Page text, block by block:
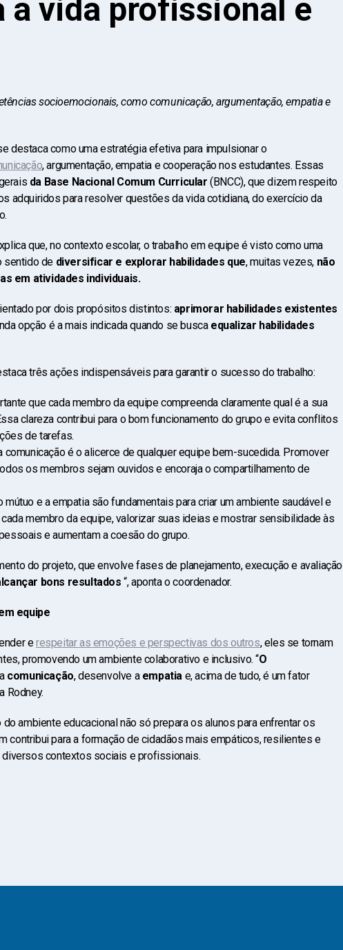
a vida profissional e
socioemocionais, como comunicação, argumentação, empatia e
destaca como uma estratégia efetiva para impulsionar o
, argumentação, empatia e cooperação nos estudantes. Essas
da Base Nacional Comum Curricular (BNCC), que dizem respeito
adquiridos para resolver questões da vida cotidiana, do exercício da
que, no contexto escolar, o trabalho em equipe é visto como uma
sentido de diversificar e explorar habilidades que, muitas vezes, não
em atividades individuais.
por dois propósitos distintos: aprimorar habilidades existentes
opção é a mais indicada quando se busca equalizar habilidades
três ações indispensáveis para garantir o sucesso do trabalho:
que cada membro da equipe compreenda claramente qual é a sua
clareza contribui para o bom funcionamento do grupo e evita conflitos
de tarefas.
comunicação é o alicerce de qualquer equipe bem-sucedida. Promover
os membros sejam ouvidos e encoraja o compartilhamento de
e a empatia são fundamentais para criar um ambiente saudável e
membro da equipe, valorizar suas ideias e mostrar sensibilidade às
e aumentam a coesão do grupo.
do projeto, que envolve fases de planejamento, execução e avaliação
bons resultados“, aponta o coordenador.
equipe
erespeitar as emoções e perspectivas dos outros, eles se tornam
promovendo um ambiente colaborativo e inclusivo. “O
a comunicação, desenvolve a empatia e, acima de tudo, é um fator
Rodney.
ambiente educacional não só prepara os alunos para enfrentar os
contribui para a formação de cidadãos mais empáticos, resilientes e
contextos sociais e profissionais.